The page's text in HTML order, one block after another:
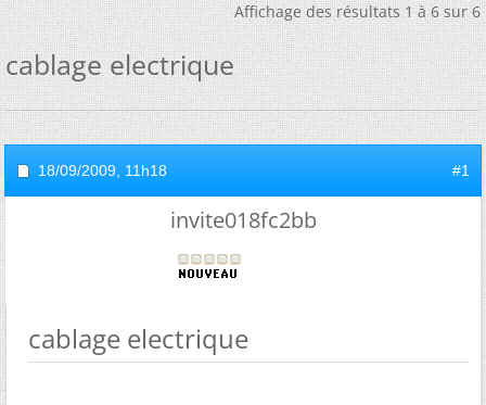
Affichage des résultats 1 à 6 sur 6
cablage electrique
18/09/2009, 11h18 #1
invite018fc2bb
cablage electrique